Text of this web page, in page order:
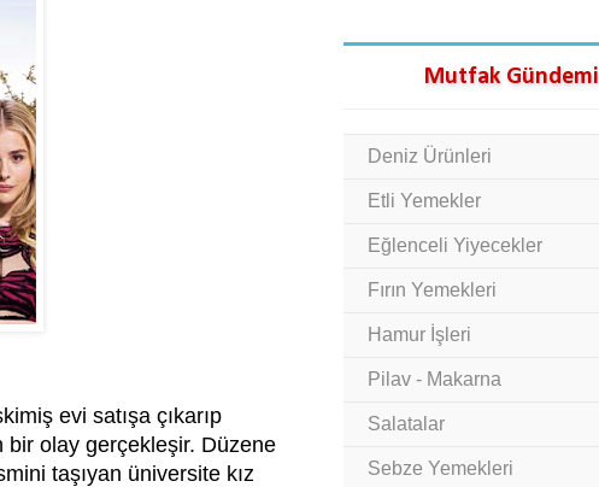
evi satışa çıkarıp
bir olay gerçekleşir. Düzene
taşıyan üniversite kız
Mutfak Gündemi
Deniz Ürünleri
Etli Yemekler
Eğlenceli Yiyecekler
Fırın Yemekleri
Hamur İşleri
Pilav - Makarna
Salatalar
Sebze Yemekleri